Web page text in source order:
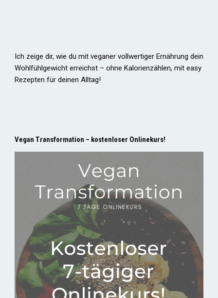
Ich zeige dir, wie du mit veganer vollwertiger Ernährung dein
Wohlfühlgewicht erreichst – ohne Kalorienzählen, mit easy
Rezepten für deinen Alltag!
Vegan Transformation – kostenloser Onlinekurs!